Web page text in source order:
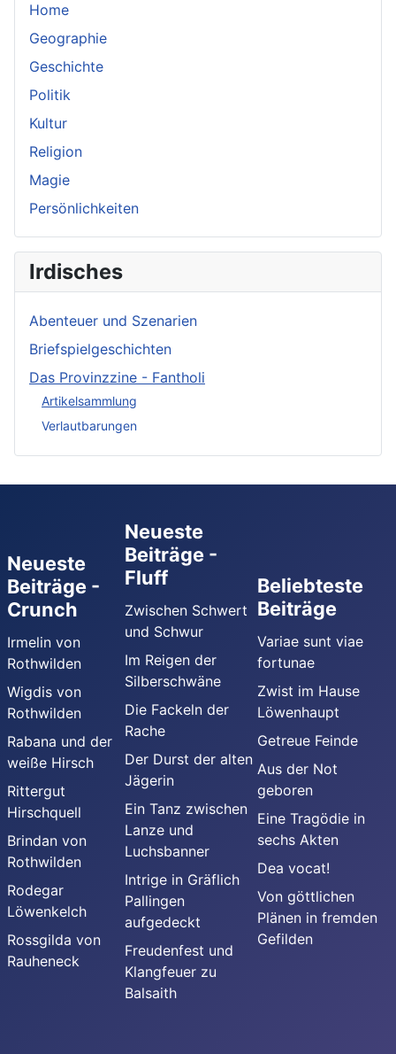
Home
Geographie
Geschichte
Politik
Kultur
Religion
Magie
Persönlichkeiten
Irdisches
Abenteuer und Szenarien
Briefspielgeschichten
Das Provinzzine - Fantholi
Artikelsammlung
Verlautbarungen
Neueste
Beiträge -
Crunch
Irmelin von
Rothwilden
Wigdis von
Rothwilden
Rabana und der
weiße Hirsch
Rittergut
Hirschquell
Brindan von
Rothwilden
Rodegar
Löwenkelch
Rossgilda von
Rauheneck
Neueste
Beiträge -
Fluff
Zwischen Schwert
und Schwur
Im Reigen der
Silberschwäne
Die Fackeln der
Rache
Der Durst der alten
Jägerin
Ein Tanz zwischen
Lanze und
Luchsbanner
Intrige in Gräflich
Pallingen
aufgedeckt
Freudenfest und
Klangfeuer zu
Balsaith
Beliebteste
Beiträge
Variae sunt viae
fortunae
Zwist im Hause
Löwenhaupt
Getreue Feinde
Aus der Not
geboren
Eine Tragödie in
sechs Akten
Dea vocat!
Von göttlichen
Plänen in fremden
Gefilden